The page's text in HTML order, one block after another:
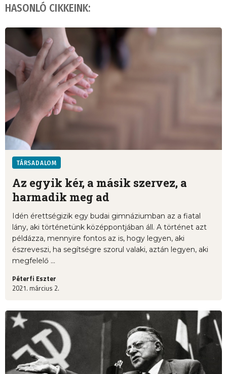
HASONLÓ CIKKEINK:
TÁRSADALOM
Az egyik kér, a másik szervez, a
harmadik meg ad
Idén érettségizik egy budai gimnáziumban az a fiatal
lány, aki történetünk középpontjában áll. A történet azt
példázza, mennyire fontos az is, hogy legyen, aki
észreveszi, ha segítségre szorul valaki, aztán legyen, aki
megfelelő ...
Péterfi Eszter
2021. március 2.